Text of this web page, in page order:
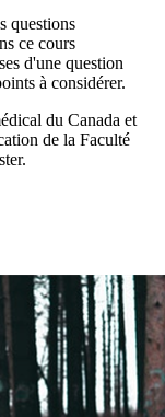
questions
ce cours
d'une question
à considérer.
du Canada et
de la Faculté